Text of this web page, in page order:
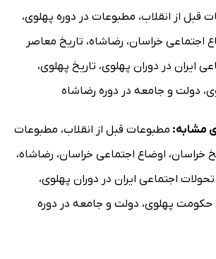
شرکت اقتصاد
است
قبل از انقلاب، مطبوعات در دوره پهلوی،
اجتماعی خراسان، رضاشاه، تاریخ معاصر
ایران در دوران پهلوی، تاریخ پهلوی،
، دولت و جامعه در دوره رضاشاه
مشابه: مطبوعات قبل از انقلاب، مطبوعات
خراسان، اوضاع اجتماعی خراسان، رضاشاه،
تحولات اجتماعی ایران در دوران پهلوی،
حکومت پهلوی، دولت و جامعه در دوره